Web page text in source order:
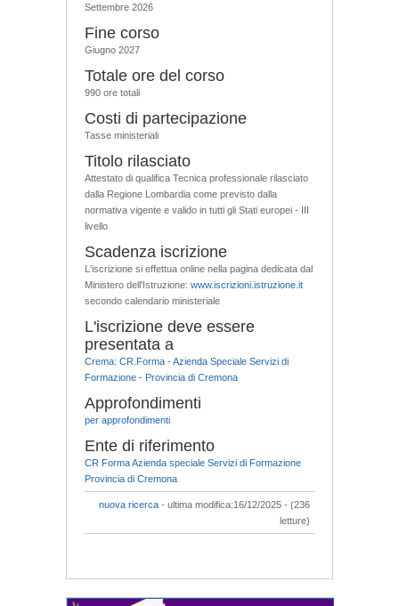
Settembre 2026
Fine corso
Giugno 2027
Totale ore del corso
990 ore totali
Costi di partecipazione
Tasse ministeriali
Titolo rilasciato
Attestato di qualifica Tecnica professionale rilasciato
dalla Regione Lombardia come previsto dalla
normativa vigente e valido in tutti gli Stati europei - III
livello
Scadenza iscrizione
L'iscrizione si effettua online nella pagina dedicata dal
Ministero dell'Istruzione: www.iscrizioni.istruzione.it
secondo calendario ministeriale
L'iscrizione deve essere
presentata a
Crema: CR.Forma - Azienda Speciale Servizi di
Formazione - Provincia di Cremona
Approfondimenti
per approfondimenti
Ente di riferimento
CR Forma Azienda speciale Servizi di Formazione
Provincia di Cremona
nuova ricerca - ultima modifica:16/12/2025 - (236
letture)